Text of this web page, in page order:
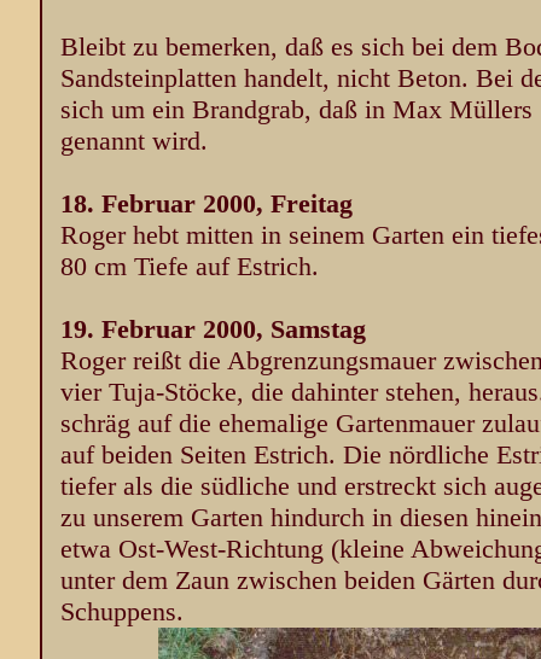
Bleibt zu bemerken, daß es sich bei dem
Sandsteinplatten handelt, nicht Beton. Bei
sich um ein Brandgrab, daß in Max
genannt wird.
18. Februar 2000, Freitag
Roger hebt mitten in seinem Garten ein
80 cm Tiefe auf Estrich.
19. Februar 2000, Samstag
Roger reißt die Abgrenzungsmauer
vier Tuja-Stöcke, die dahinter stehen,
schräg auf die ehemalige Gartenmauer
auf beiden Seiten Estrich. Die nördliche
tiefer als die südliche und erstreckt sich
zu unserem Garten hindurch in diesen
etwa Ost-West-Richtung (kleine
unter dem Zaun zwischen beiden Gärten
Schuppens.